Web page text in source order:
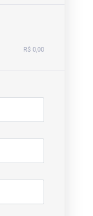
R$ 0,00